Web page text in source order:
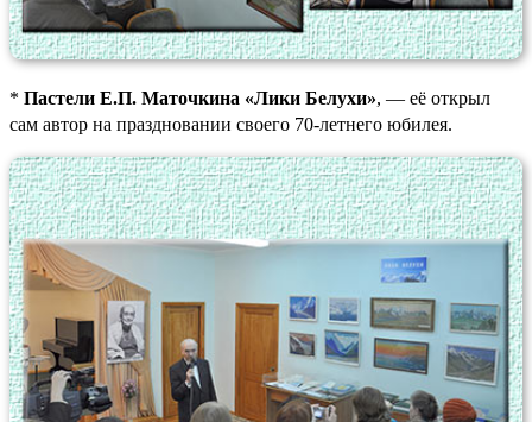
* Пастели Е.П. Маточкина «Лики Белухи», — её открыл
сам автор на праздновании своего 70-летнего юбилея.